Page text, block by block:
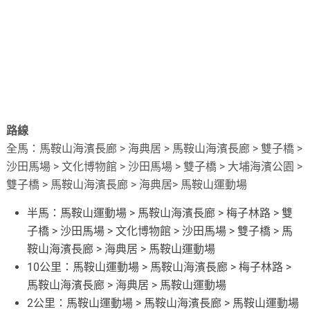
路線
全馬：馬鞍山海濱長廊 > 海典居 > 馬鞍山海濱長廊 > 雙子橋 >
沙田馬場 > 文化博物館 > 沙田馬場 > 雙子橋 > 大埔海濱公園 >
雙子橋 > 馬鞍山海濱長廊 > 海典居> 馬鞍山運動場
半馬：馬鞍山運動場 > 馬鞍山海濱長廊 > 梅子林路 > 雙
子橋 > 沙田馬場 > 文化博物館 > 沙田馬場 > 雙子橋 > 馬
鞍山海濱長廊 > 海典居 > 馬鞍山運動場
10公里：馬鞍山運動場 > 馬鞍山海濱長廊 > 梅子林路 >
馬鞍山海濱長廊 > 海典居 > 馬鞍山運動場
2公里：馬鞍山運動場 > 馬鞍山海濱長廊 > 馬鞍山運動場